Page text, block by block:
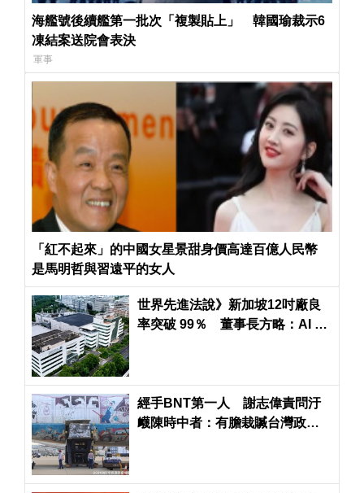
海艦號後續艦第一批次「複製貼上」 韓國瑜裁示6
凍結案送院會表決
軍事
「紅不起來」的中國女星景甜身價高達百億人民幣
是馬明哲與習遠平的女人
世界先進法說》新加坡12吋廠良
率突破 99％ 董事長方略：AI 供
經手BNT第一人 謝志偉責問汙
衊陳時中者：有膽栽贓台灣政